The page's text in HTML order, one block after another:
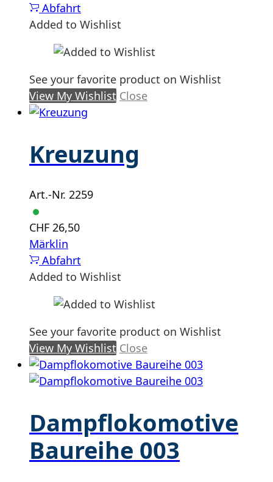
Abfahrt
Added to Wishlist
See your favorite product on Wishlist
View My Wishlist Close
Kreuzung
Art.-Nr. 2259
CHF 26,50
Märklin
Abfahrt
Added to Wishlist
See your favorite product on Wishlist
View My Wishlist Close
Dampflokomotive
Baureihe 003